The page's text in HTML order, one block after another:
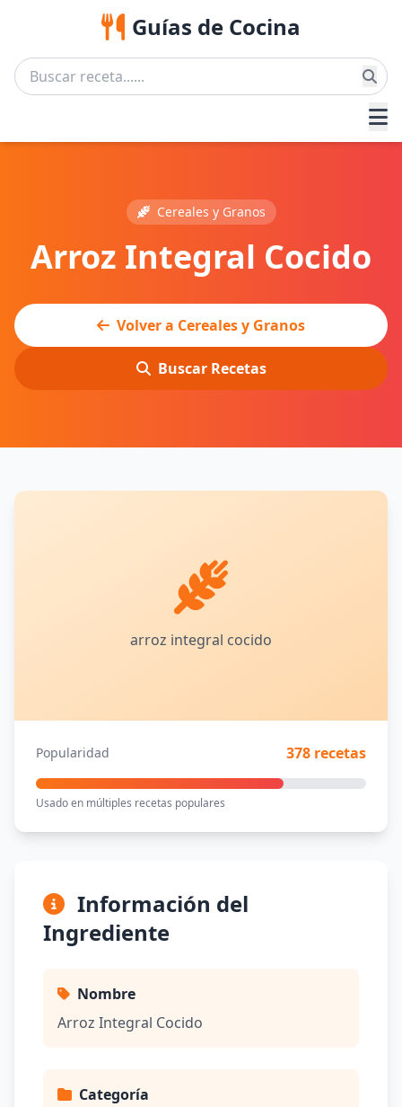
Guías de Cocina
Cereales y Granos
Arroz Integral Cocido
Volver a Cereales y Granos
Buscar Recetas
arroz integral cocido
Popularidad 378 recetas
Usado en múltiples recetas populares
Información del
Ingrediente
Nombre
Arroz Integral Cocido
Categoría